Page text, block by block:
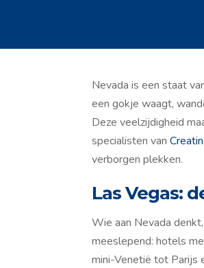
Nevada is een staat
een gokje waagt,
Deze veelzijdigheid
specialisten van
verborgen plekken.
Las Vegas:
Wie aan Nevada
meeslepend: hotels
mini-Venetië tot Parijs